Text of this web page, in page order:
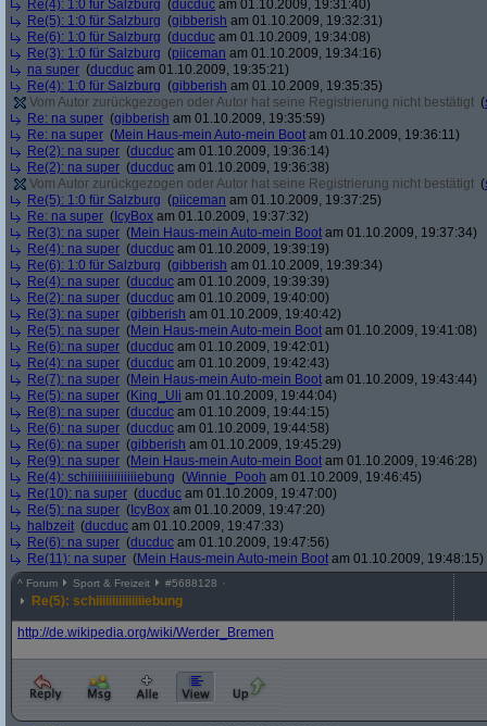
Re(4): 1:0 für Salzburg (ducduc am 01.10.2009, 19:31:40)
Re(5): 1:0 für Salzburg (gibberish am 01.10.2009, 19:32:31)
Re(6): 1:0 für Salzburg (ducduc am 01.10.2009, 19:34:08)
Re(3): 1:0 für Salzburg (piiceman am 01.10.2009, 19:34:16)
na super (ducduc am 01.10.2009, 19:35:21)
Re(4): 1:0 für Salzburg (gibberish am 01.10.2009, 19:35:35)
Vom Autor zurückgezogen oder Autor hat seine Registrierung nicht bestätigt (
Re: na super (gibberish am 01.10.2009, 19:35:59)
Re: na super (Mein Haus-mein Auto-mein Boot am 01.10.2009, 19:36:11)
Re(2): na super (ducduc am 01.10.2009, 19:36:14)
Re(2): na super (ducduc am 01.10.2009, 19:36:38)
Vom Autor zurückgezogen oder Autor hat seine Registrierung nicht bestätigt (
Re(5): 1:0 für Salzburg (piiceman am 01.10.2009, 19:37:25)
Re: na super ( IcyBox am 01.10.2009, 19:37:32)
Re(3): na super (Mein Haus-mein Auto-mein Boot am 01.10.2009, 19:37:34)
Re(4): na super (ducduc am 01.10.2009, 19:39:19)
Re(6): 1:0 für Salzburg (gibberish am 01.10.2009, 19:39:34)
Re(4): na super (ducduc am 01.10.2009, 19:39:39)
Re(2): na super (ducduc am 01.10.2009, 19:40:00)
Re(3): na super (gibberish am 01.10.2009, 19:40:42)
Re(5): na super (Mein Haus-mein Auto-mein Boot am 01.10.2009, 19:41:08)
Re(6): na super (ducduc am 01.10.2009, 19:42:01)
Re(4): na super (ducduc am 01.10.2009, 19:42:43)
Re(7): na super (Mein Haus-mein Auto-mein Boot am 01.10.2009, 19:43:44)
Re(5): na super (King_Uli am 01.10.2009, 19:44:04)
Re(8): na super (ducduc am 01.10.2009, 19:44:15)
Re(6): na super (ducduc am 01.10.2009, 19:44:58)
Re(6): na super (gibberish am 01.10.2009, 19:45:29)
Re(9): na super (Mein Haus-mein Auto-mein Boot am 01.10.2009, 19:46:28)
Re(4): schiiiiiiiiiiiiiiiebung (Winnie_Pooh am 01.10.2009, 19:46:45)
Re(10): na super (ducduc am 01.10.2009, 19:47:00)
Re(5): na super ( IcyBox am 01.10.2009, 19:47:20)
halbzeit (ducduc am 01.10.2009, 19:47:33)
Re(6): na super (ducduc am 01.10.2009, 19:47:56)
Re(11): na super (Mein Haus-mein Auto-mein Boot am 01.10.2009, 19:48:15)
^ Forum Sport & Freizeit #5688128
Re(5): schiiiiiiiiiiiiiiiebung
http://de.wikipedia.org/wiki/Werder_Bremen